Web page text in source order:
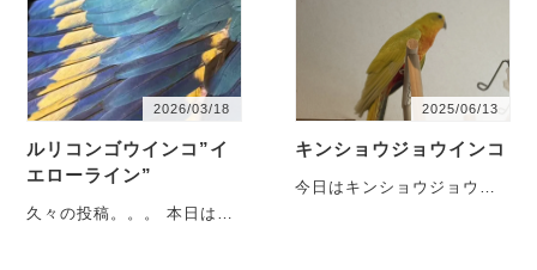
2026/03/18
ルリコンゴウインコ”イ
エローライン”
久々の投稿。。。 本日はル
2025/06/13
キンショウジョウインコ
今日はキンショウジョウイ